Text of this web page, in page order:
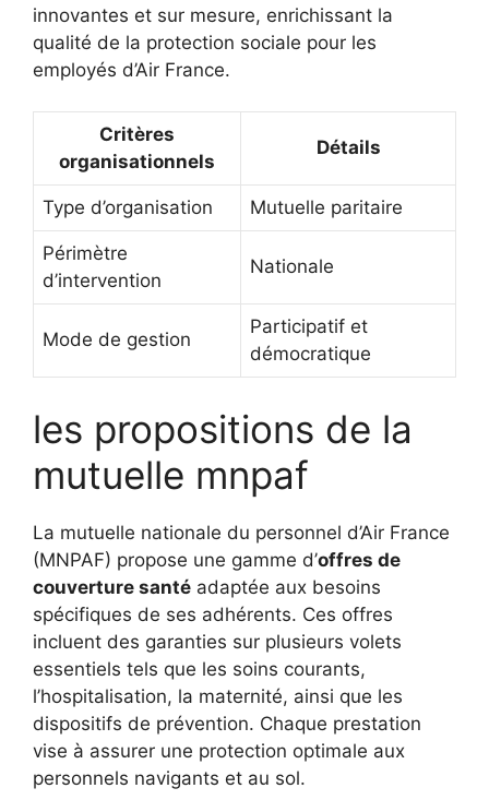
innovantes et sur mesure, enrichissant la
qualité de la protection sociale pour les
employés d’Air France.
Critères
organisationnels
Détails
Type d’organisation Mutuelle paritaire
Périmètre
d’intervention
Nationale
Mode de gestion
Participatif et
démocratique
les propositions de la
mutuelle mnpaf
La mutuelle nationale du personnel d’Air France
(MNPAF) propose une gamme d’offres de
couverture santé adaptée aux besoins
spécifiques de ses adhérents. Ces offres
incluent des garanties sur plusieurs volets
essentiels tels que les soins courants,
l’hospitalisation, la maternité, ainsi que les
dispositifs de prévention. Chaque prestation
vise à assurer une protection optimale aux
personnels navigants et au sol.